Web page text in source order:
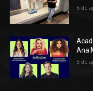
6 de
Ana
5 de